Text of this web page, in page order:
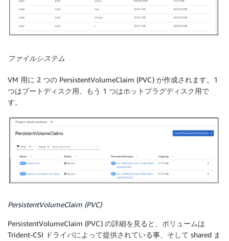
ファイルシステム
VM 用に 2 つの PersistentVolumeClaim (PVC) が作成されます。1
つはブートディスク用、もう 1 つはホットプラグディスク用で
す。
PersistentVolumeClaim (PVC)
PersistentVolumeClaim (PVC) の詳細を見ると、ボリュームは
Trident-CSI ドライバによって提供されている事、そして shared ま